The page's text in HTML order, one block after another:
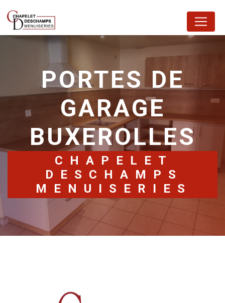
PORTES DE
GARAGE
BUXEROLLES
CHAPELET
DESCHAMPS
MENUISERIES